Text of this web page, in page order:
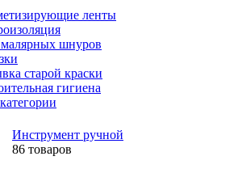
ленты
шнуров
старой краски
гигиена
Инструмент ручной
86 товаров